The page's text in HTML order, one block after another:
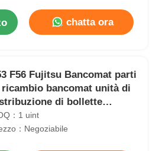
chatta ora
F56 Fujitsu Bancomat parti
bancomat unità di
di bollette
moduli di ricambio
chiosco
：1 uint
：Negoziabile